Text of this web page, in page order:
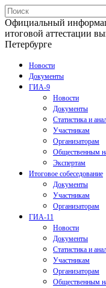
Официальный
итоговой аттестации
Петербурге
Новости
Документы
ГИА-9
Новости
Документы
Статистика и
Участникам
Организаторам
Общественным
Экспертам
Итоговое собеседование
Документы
Участникам
Организаторам
ГИА-11
Новости
Документы
Статистика и
Участникам
Организаторам
Общественным